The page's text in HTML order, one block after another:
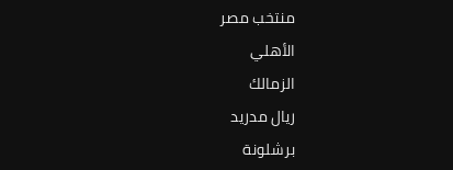
منتخب مصر
الأهلي
الزمالك
ريال مدريد
برشلونة